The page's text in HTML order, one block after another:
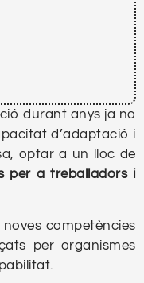
durant anys ja no
d’adaptació i
optar a un lloc de
per a treballadors i
competències
per organismes